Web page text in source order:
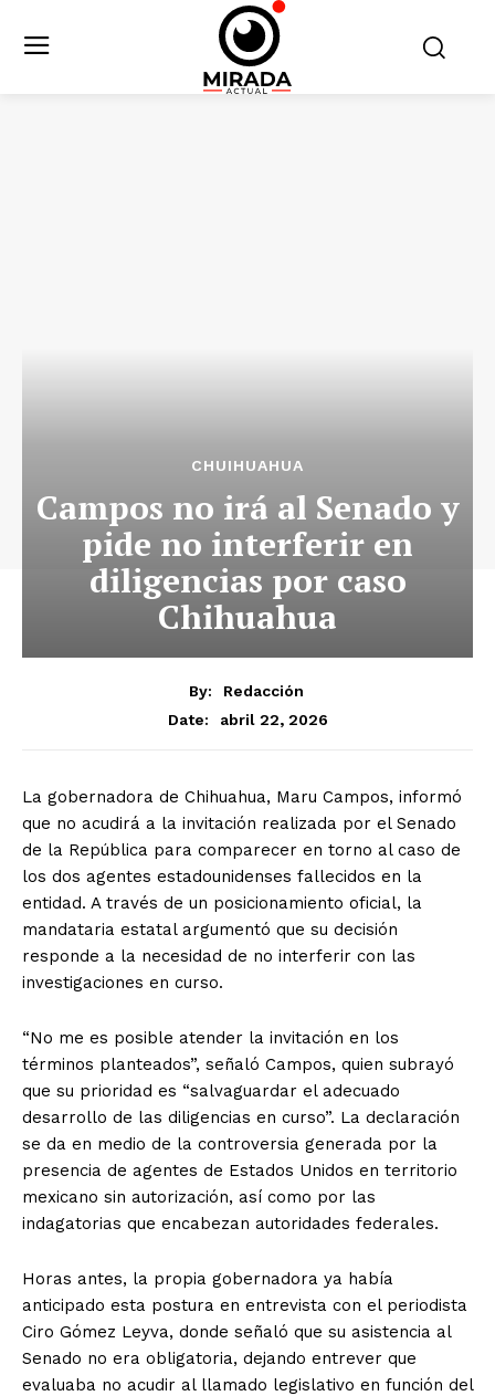
CHUIHUAHUA
Campos no irá al Senado y
pide no interferir en
diligencias por caso
Chihuahua
By:
Redacción
Date:
abril 22, 2026
La gobernadora de Chihuahua, Maru Campos, informó
que no acudirá a la invitación realizada por el Senado
de la República para comparecer en torno al caso de
los dos agentes estadounidenses fallecidos en la
entidad. A través de un posicionamiento oficial, la
mandataria estatal argumentó que su decisión
responde a la necesidad de no interferir con las
investigaciones en curso.
“No me es posible atender la invitación en los
términos planteados”, señaló Campos, quien subrayó
que su prioridad es “salvaguardar el adecuado
desarrollo de las diligencias en curso”. La declaración
se da en medio de la controversia generada por la
presencia de agentes de Estados Unidos en territorio
mexicano sin autorización, así como por las
indagatorias que encabezan autoridades federales.
Horas antes, la propia gobernadora ya había
anticipado esta postura en entrevista con el periodista
Ciro Gómez Leyva, donde señaló que su asistencia al
Senado no era obligatoria, dejando entrever que
evaluaba no acudir al llamado legislativo en función del